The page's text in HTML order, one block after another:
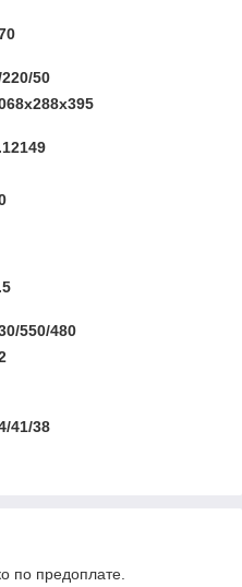
220/50
550/480
41/38
по предоплате.